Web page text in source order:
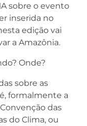
sobre o evento
inserida no
edição vai
a Amazônia.
Onde?
sobre as
formalmente a
das
do Clima, ou